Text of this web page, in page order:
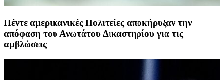
Πέντε αμερικανικές Πολιτείες αποκήρυξαν την
απόφαση του Ανωτάτου Δικαστηρίου για τις
αμβλώσεις